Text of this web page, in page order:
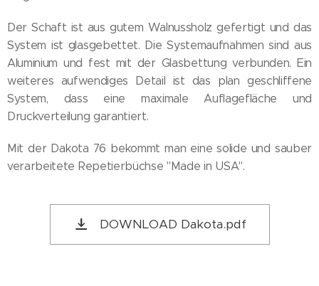
Der Schaft ist aus gutem Walnussholz gefertigt und das
System ist glasgebettet. Die Systemaufnahmen sind aus
Aluminium und fest mit der Glasbettung verbunden. Ein
weiteres aufwendiges Detail ist das plan geschliffene
System, dass eine maximale Auflagefläche und
Druckverteilung garantiert.
Mit der Dakota 76 bekommt man eine solide und sauber
verarbeitete Repetierbüchse "Made in USA".
DOWNLOAD Dakota.pdf